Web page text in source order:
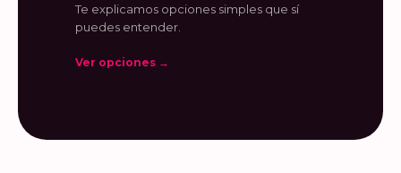
Te explicamos opciones simples que sí
puedes entender.
Ver opciones →